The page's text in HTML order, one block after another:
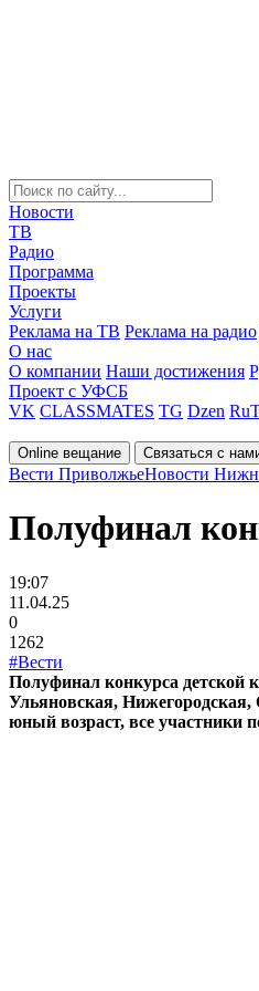
Новости
ТВ
Радио
Программа
Проекты
Услуги
Реклама на ТВ Реклама на радио
О нас
О компании Наши достижения
Проект с УФСБ
VK CLASSMATES TG Dzen
Online вещание Связаться с
Вести ПриволжьеНовости
Полуфинал
19:07
11.04.25
0
1262
#Вести
Полуфинал конкурса детской
Ульяновская, Нижегородская,
юный возраст, все участники